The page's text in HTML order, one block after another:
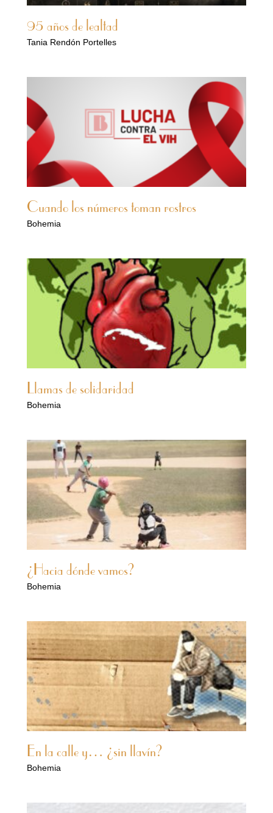
95 años de lealtad
Tania Rendón Portelles
Cuando los números toman rostros
Bohemia
Llamas de solidaridad
Bohemia
¿Hacia dónde vamos?
Bohemia
En la calle y… ¿sin llavín?
Bohemia